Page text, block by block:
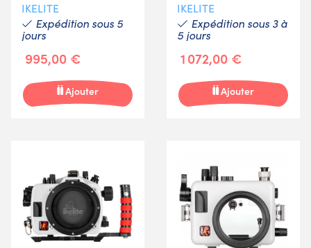
IKELITE
Expédition sous 5
jours
995,00 €
Ajouter
IKELITE
Expédition sous 3 à
5 jours
1 072,00 €
Ajouter